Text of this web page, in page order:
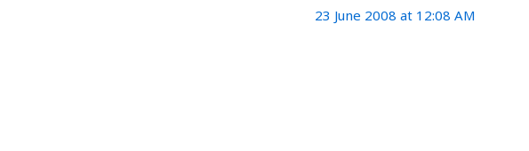
23 June 2008 at 12:08 AM